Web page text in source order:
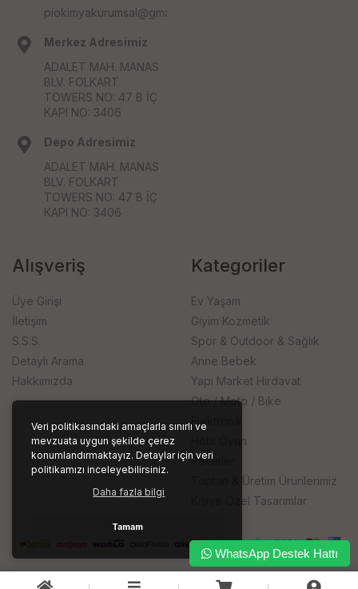
Veri politikasındaki amaçlarla sınırlı ve
mevzuata uygun şekilde çerez
konumlandırmaktayız. Detaylar için veri
politikamızı inceleyebilirsiniz.
Daha fazla bilgi
Tamam
piokimyakurumsal@gmail.com
Merkez Adresimiz
ADALET MAH. MANAS
BLV. FOLKART
TOWERS NO: 47 B İÇ
KAPI NO: 3406
Depo Adresimiz
ADALET MAH. MANAS
BLV. FOLKART
TOWERS NO: 47 B İÇ
KAPI NO: 3406
Alışveriş
Üye Girişi
İletişim
S.S.S.
Detaylı Arama
Hakkımızda
Kategoriler
Ev Yaşam
Giyim Kozmetik
Spor & Outdoor & Sağlık
Anne Bebek
Yapı Market Hırdavat
Oto / Moto / Bike
Hobi Oyun
Paketler
Toptan & Üretim Ürünlerimiz
Kişiye Özel Tasarımlar
WhatsApp Destek Hattı